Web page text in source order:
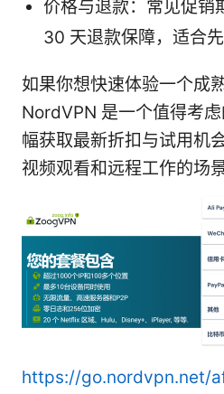
价格与退款：常见促销
30 天退款保障，适合先
如果你想快速体验一个成
NordVPN 是一个值得考
幅获取最新折扣与试用机
视频观看和远程工作的场
https://go.nordvpn.net/